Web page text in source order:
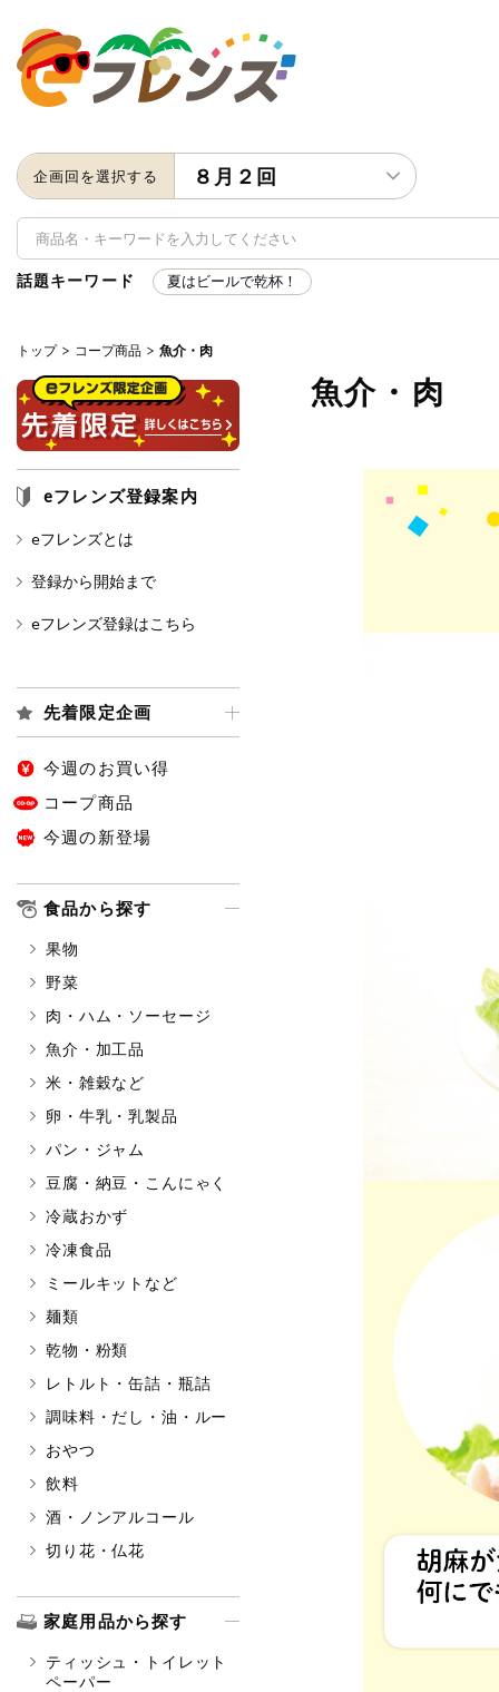
企画回を選択する ８月２回
キーワード
キーワードをすべて含む
アレルゲン情報
話題キーワード 夏はビールで乾杯！
トップ コープ商品 魚介・肉
eフレンズ登録案内
eフレンズとは
登録から開始まで
eフレンズ登録はこちら
先着限定企画
今週のお買い得
コープ商品
今週の新登場
食品から探す
果物
野菜
肉・ハム・ソーセージ
魚介・加工品
米・雑穀など
卵・牛乳・乳製品
パン・ジャム
豆腐・納豆・こんにゃく
冷蔵おかず
冷凍食品
ミールキットなど
麺類
乾物・粉類
レトルト・缶詰・瓶詰
調味料・だし・油・ルー
おやつ
飲料
酒・ノンアルコール
切り花・仏花
家庭用品から探す
ティッシュ・トイレット
ペーパー
魚介・肉